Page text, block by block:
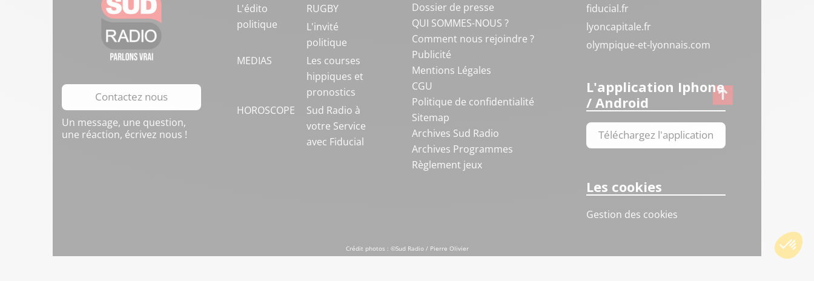
Contactez nous
Un message, une question,
une réaction, écrivez nous !
L'édito
politique
RUGBY
L'invité
politique
MEDIAS
Les courses
hippiques et
pronostics
HOROSCOPE
Sud Radio à
votre Service
avec Fiducial
Dossier de presse
QUI SOMMES-NOUS ?
Comment nous rejoindre ?
Publicité
Mentions Légales
CGU
Politique de confidentialité
Sitemap
Archives Sud Radio
Archives Programmes
Règlement jeux
fiducial.fr
lyoncapitale.fr
olympique-et-lyonnais.com
L'application Iphone
/ Android
Téléchargez l'application
Les cookies
Gestion des cookies
Crédit photos : ©Sud Radio / Pierre Olivier